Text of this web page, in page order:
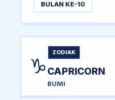
BULAN KE-10
♑
ZODIAK
CAPRICORN
BUMI